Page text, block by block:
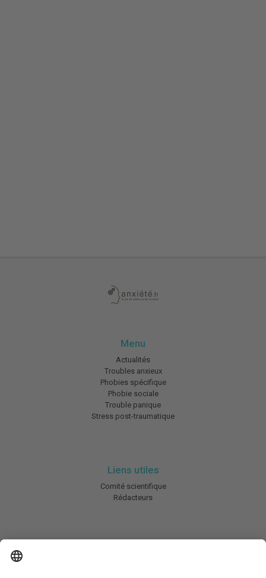
Menu
Actualités
Troubles anxieux
Phobies spécifique
Phobie sociale
Trouble panique
Stress post-traumatique
Liens utiles
Comité scientifique
Rédacteurs